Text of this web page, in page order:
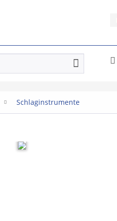
Schlaginstrumente